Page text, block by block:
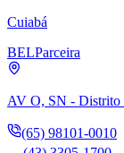
Cuiabá
BELParceira
AV O, SN - Distrito
(65) 98101-0010